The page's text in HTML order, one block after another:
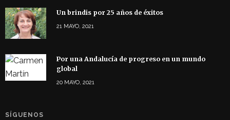
Un brindis por 25 años de éxitos
21 MAYO, 2021
Por una Andalucía de progreso en un mundo
global
20 MAYO, 2021
SÍGUENOS